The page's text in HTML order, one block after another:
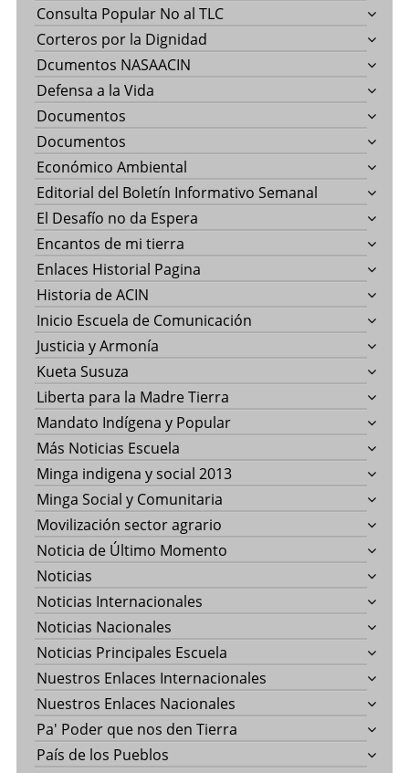
Consulta Popular No al TLC
Corteros por la Dignidad
Dcumentos NASAACIN
Defensa a la Vida
Documentos
Documentos
Económico Ambiental
Editorial del Boletín Informativo Semanal
El Desafío no da Espera
Encantos de mi tierra
Enlaces Historial Pagina
Historia de ACIN
Inicio Escuela de Comunicación
Justicia y Armonía
Kueta Susuza
Liberta para la Madre Tierra
Mandato Indígena y Popular
Más Noticias Escuela
Minga indigena y social 2013
Minga Social y Comunitaria
Movilización sector agrario
Noticia de Último Momento
Noticias
Noticias Internacionales
Noticias Nacionales
Noticias Principales Escuela
Nuestros Enlaces Internacionales
Nuestros Enlaces Nacionales
Pa' Poder que nos den Tierra
País de los Pueblos